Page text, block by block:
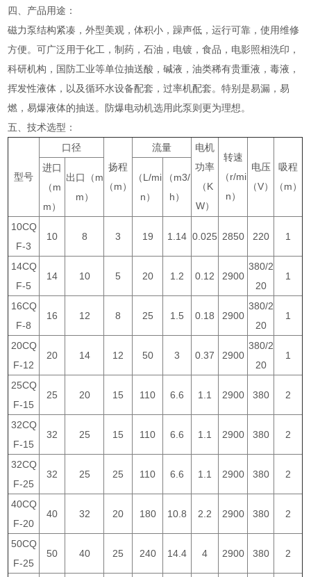
四、产品用途：
磁力泵结构紧凑，外型美观，体积小，躁声低，运行可靠，使用维修
方便。可广泛用于化工，制药，石油，电镀，食品，电影照相洗印，
科研机构，国防工业等单位抽送酸，碱液，油类稀有贵重液，毒液，
挥发性液体，以及循环水设备配套，过率机配套。特别是易漏，易
燃，易爆液体的抽送。防爆电动机选用此泵则更为理想。
五、技术选型：
型号
口径
扬程
（m）
流量
电机
功率
（K
W）
转速
（r/mi
n）
电压
（V）
吸程
（m）
进口
（m
m）
出口（m
m）
（L/mi
n）
（m3/
h）
10CQ
F-3
10 8 3 19 1.14 0.025 2850 220 1
14CQ
F-5
14 10 5 20 1.2 0.12 2900
380/2
20
1
16CQ
F-8
16 12 8 25 1.5 0.18 2900
380/2
20
1
20CQ
F-12
20 14 12 50 3 0.37 2900
380/2
20
1
25CQ
F-15
25 20 15 110 6.6 1.1 2900 380 2
32CQ
F-15
32 25 15 110 6.6 1.1 2900 380 2
32CQ
F-25
32 25 25 110 6.6 1.1 2900 380 2
40CQ
F-20
40 32 20 180 10.8 2.2 2900 380 2
50CQ
F-25
50 40 25 240 14.4 4 2900 380 2